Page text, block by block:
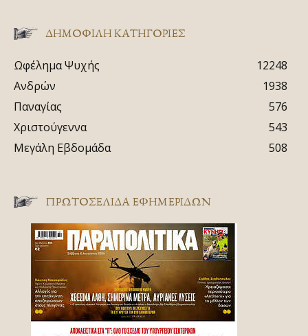
ΔΗΜΟΦΙΛΗ ΚΑΤΗΓΟΡΙΕΣ
Ωφέλημα Ψυχής
12248
Ανδρών
1938
Παναγίας
576
Χριστούγεννα
543
Μεγάλη Εβδομάδα
508
ΠΡΩΤΟΣΈΛΙΔΑ ΕΦΗΜΕΡΊΔΩΝ